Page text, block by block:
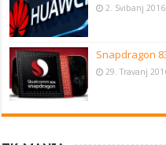
2. Svibanj 2016
Snapdragon
29. Travanj